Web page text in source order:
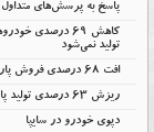
پاسخ به پرسش‌های
تولید نمی‌شود
افت 68 درصدی فروش پارس‌خودرو
ریزش 63 درصدی تولید پارس‌خودرو
دپوی خودرو در سایپا